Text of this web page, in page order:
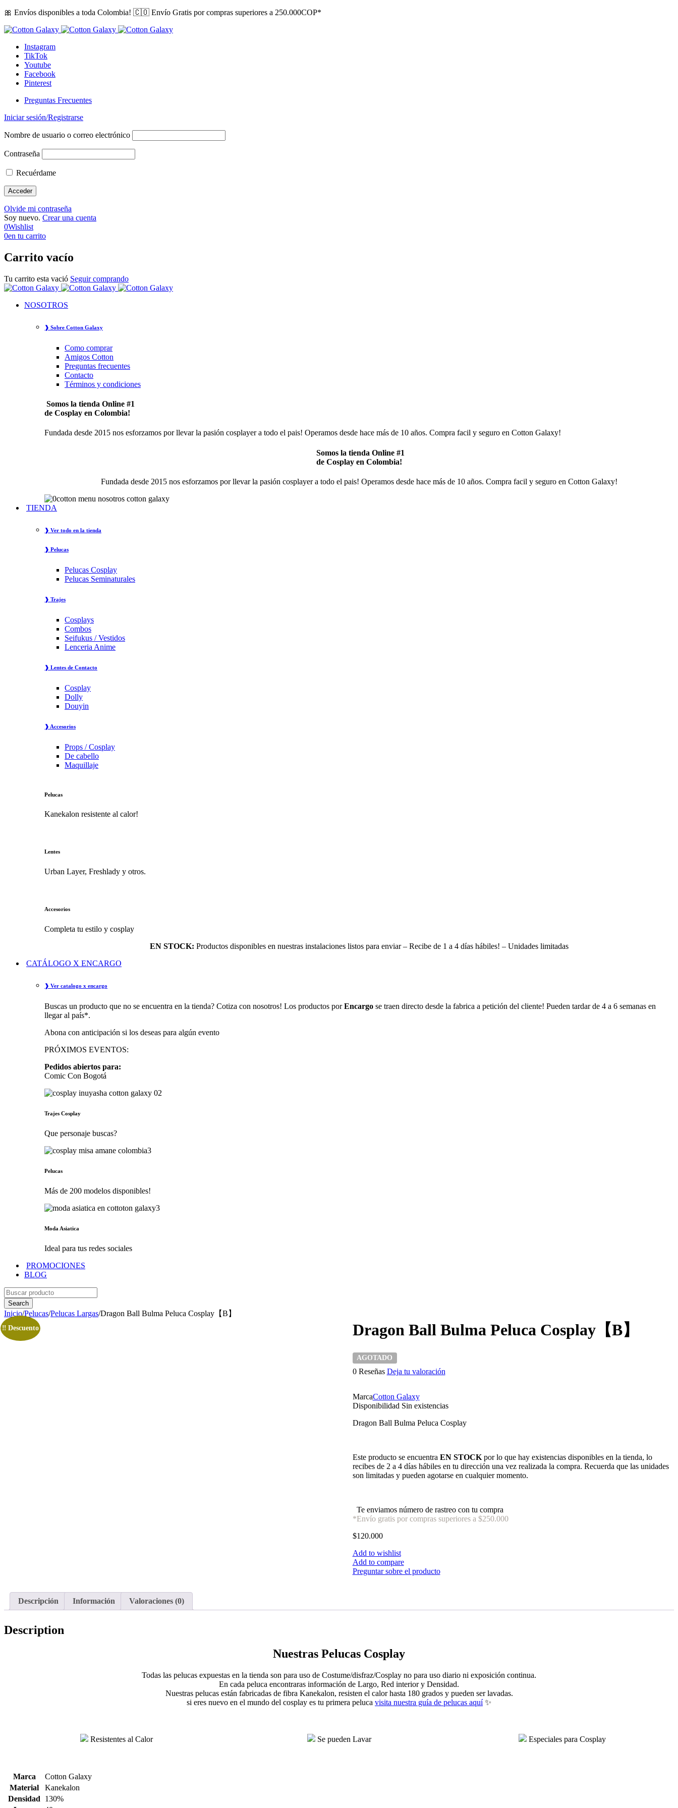
🎀 Envíos disponibles a toda Colombia! 🇨🇴 Envío Gratis por compras superiores a 250.000COP*
Instagram
TikTok
Youtube
Facebook
Pinterest
Preguntas Frecuentes
Iniciar sesión/Registrarse
Nombre de usuario o correo electrónico
Contraseña
Recuérdame
Olvide mi contraseña
Soy nuevo. Crear una cuenta
0Wishlist
0en tu carrito
Carrito vacío
Tu carrito esta vació Seguir comprando
NOSOTROS
❱ Sobre Cotton Galaxy
Como comprar
Amigos Cotton
Preguntas frecuentes
Contacto
Términos y condiciones
Somos la tienda Online #1
de Cosplay en Colombia!
Fundada desde 2015 nos esforzamos por llevar la pasión cosplayer a todo el pais! Operamos desde hace más de 10 años. Compra facil y seguro en Cotton Galaxy!
Somos la tienda Online #1
de Cosplay en Colombia!
Fundada desde 2015 nos esforzamos por llevar la pasión cosplayer a todo el pais! Operamos desde hace más de 10 años. Compra facil y seguro en Cotton Galaxy!
TIENDA
❱ Ver todo en la tienda
❱ Pelucas
Pelucas Cosplay
Pelucas Seminaturales
❱ Trajes
Cosplays
Combos
Seifukus / Vestidos
Lenceria Anime
❱ Lentes de Contacto
Cosplay
Dolly
Douyin
❱ Accesorios
Props / Cosplay
De cabello
Maquillaje
Pelucas
Kanekalon resistente al calor!
Lentes
Urban Layer, Freshlady y otros.
Accesorios
Completa tu estilo y cosplay
EN STOCK: Productos disponibles en nuestras instalaciones listos para enviar – Recibe de 1 a 4 días hábiles! – Unidades limitadas
CATÁLOGO X ENCARGO
❱ Ver catalogo x encargo
Buscas un producto que no se encuentra en la tienda? Cotiza con nosotros! Los productos porEncargo se traen directo desde la fabrica a petición del cliente! Pueden tardar de 4 a 6 semanas en
llegar al país*.
Abona con anticipación si los deseas para algún evento
PRÓXIMOS EVENTOS:
Pedidos abiertos para:
Comic Con Bogotá
Trajes Cosplay
Que personaje buscas?
Pelucas
Más de 200 modelos disponibles!
Moda Asiatica
Ideal para tus redes sociales
PROMOCIONES
BLOG
Inicio/Pelucas/Pelucas Largas/Dragon Ball Bulma Peluca Cosplay【B】
Dragon Ball Bulma Peluca Cosplay【B】
AGOTADO
0 Reseñas Deja tu valoración
MarcaCotton Galaxy
Disponibilidad Sin existencias
Dragon Ball Bulma Peluca Cosplay
Este producto se encuentraEN STOCKpor lo que hay existencias disponibles en la tienda, lo
recibes de 2 a 4 días hábiles en tu dirección una vez realizada la compra. Recuerda que las unidades
son limitadas y pueden agotarse en cualquier momento.
Te enviamos número de rastreo con tu compra
*Envío gratis por compras superiores a $250.000
$120.000
Add to wishlist
Add to compare
Preguntar sobre el producto
Descripción Información Valoraciones (0)
Description
Nuestras Pelucas Cosplay
Todas las pelucas expuestas en la tienda son para uso de Costume/disfraz/Cosplay no para uso diario ni exposición continua.
En cada peluca encontraras información de Largo, Red interior y Densidad.
Nuestras pelucas están fabricadas de fibra Kanekalon, resisten el calor hasta 180 grados y pueden ser lavadas.
si eres nuevo en el mundo del cosplay es tu primera peluca visita nuestra guía de pelucas aquí✨
Resistentes al Calor Se pueden Lavar Especiales para Cosplay
Marca
Cotton Galaxy
Material
Kanekalon
Densidad
130%
‼️ Descuento